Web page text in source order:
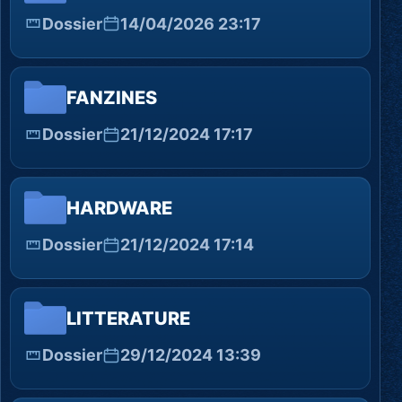
Dossier 14/04/2026 23:17
FANZINES
Dossier 21/12/2024 17:17
HARDWARE
Dossier 21/12/2024 17:14
LITTERATURE
Dossier 29/12/2024 13:39